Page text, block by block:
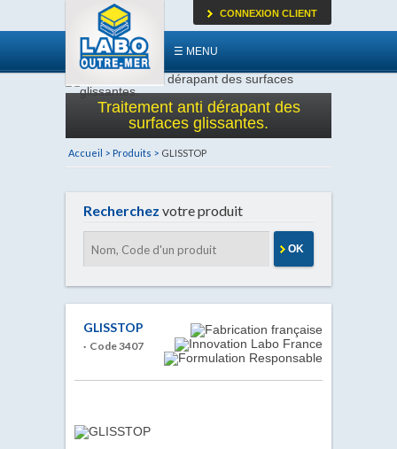
☰ MENU
CONNEXION CLIENT
Traitement anti dérapant des
surfaces glissantes.
Accueil > Produits > GLISSTOP
Recherchez votre produit
OK
GLISSTOP
· Code 3407